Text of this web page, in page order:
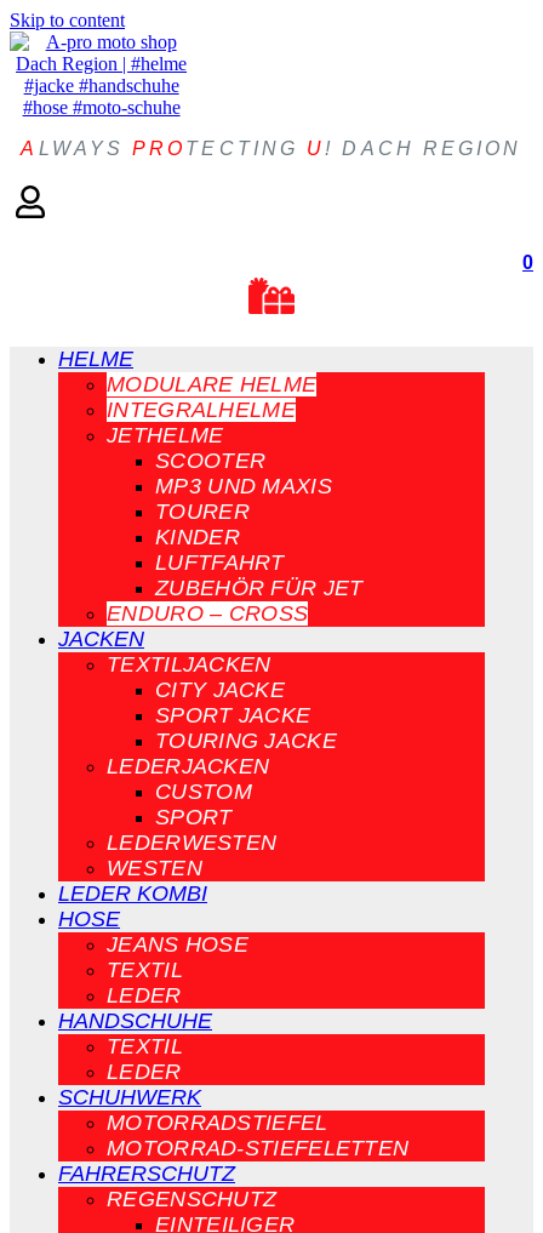
Skip to content
A LWAYSPRO TECTING U! DACH REGION
0
HELME
MODULARE HELME
INTEGRALHELME
JETHELME
SCOOTER
MP3 UND MAXIS
TOURER
KINDER
LUFTFAHRT
ZUBEHÖR FÜR JET
ENDURO – CROSS
JACKEN
TEXTILJACKEN
CITY JACKE
SPORT JACKE
TOURING JACKE
LEDERJACKEN
CUSTOM
SPORT
LEDERWESTEN
WESTEN
LEDER KOMBI
HOSE
JEANS HOSE
TEXTIL
LEDER
HANDSCHUHE
TEXTIL
LEDER
SCHUHWERK
MOTORRADSTIEFEL
MOTORRAD-STIEFELETTEN
FAHRERSCHUTZ
REGENSCHUTZ
EINTEILIGER